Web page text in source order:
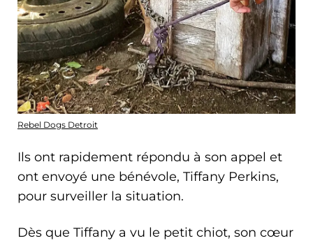
Rebel Dogs Detroit
Ils ont rapidement répondu à son appel et
ont envoyé une bénévole, Tiffany Perkins,
pour surveiller la situation.
Dès que Tiffany a vu le petit chiot, son cœur